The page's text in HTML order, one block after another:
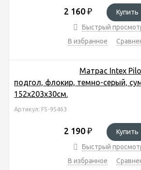
2 160 ₽
Купить
Быстрый
В избранное
Матрас Intex
подгол, флокир, темно-серый,
152х203х30см.
Артикул: FS-95463
2 190 ₽
Купить
Быстрый
В избранное